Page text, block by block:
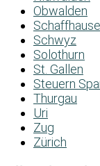
Obwalden
Schwyz
Solothurn
St. Gallen
Steuern
Thurgau
Uri
Zug
Zürich